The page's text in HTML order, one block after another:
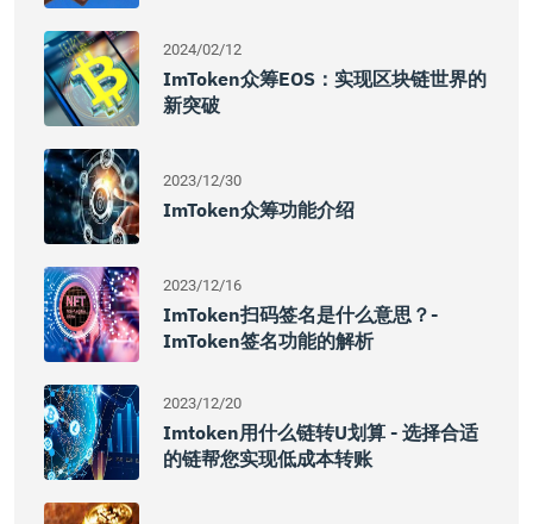
2024/02/12
ImToken众筹EOS：实现区块链世界的
新突破
2023/12/30
ImToken众筹功能介绍
2023/12/16
ImToken扫码签名是什么意思？-
ImToken签名功能的解析
2023/12/20
Imtoken用什么链转u划算 - 选择合适
的链帮您实现低成本转账